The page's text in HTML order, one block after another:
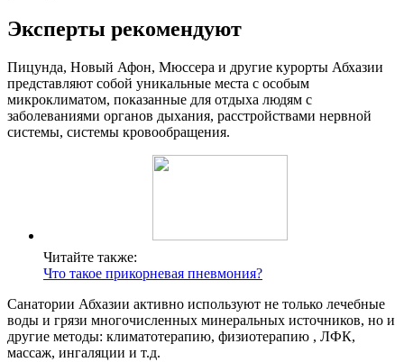
Эксперты рекомендуют
Пицунда, Новый Афон, Мюссера и другие курорты Абхазии
представляют собой уникальные места с особым
микроклиматом, показанные для отдыха людям с
заболеваниями органов дыхания, расстройствами нервной
системы, системы кровообращения.
Читайте также:
Что такое прикорневая пневмония?
Санатории Абхазии активно используют не только лечебные
воды и грязи многочисленных минеральных источников, но и
другие методы: климатотерапию, физиотерапию , ЛФК,
массаж, ингаляции и т.д.